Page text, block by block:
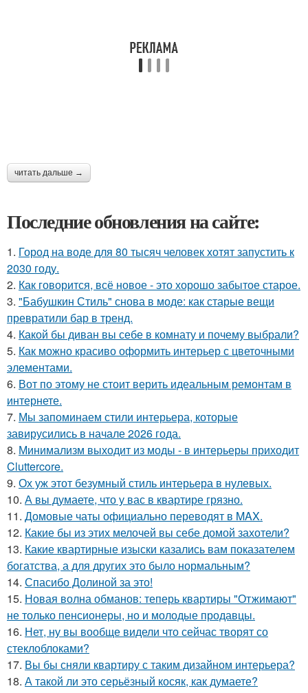
читать дальше →
Последние обновления на сайте:
1. Город на воде для 80 тысяч человек хотят запустить к
2030 году.
2. Как говорится, всё новое - это хорошо забытое старое.
3. "Бабушкин Стиль" снова в моде: как старые вещи
превратили бар в тренд.
4. Какой бы диван вы себе в комнату и почему выбрали?
5. Как можно красиво оформить интерьер с цветочными
элементами.
6. Вот по этому не стоит верить идеальным ремонтам в
интернете.
7. Мы запоминаем стили интерьера, которые
завирусились в начале 2026 года.
8. Минимализм выходит из моды - в интерьеры приходит
Cluttercore.
9. Ох уж этот безумный стиль интерьера в нулевых.
10. А вы думаете, что у вас в квартире грязно.
11. Домовые чаты официально переводят в MAX.
12. Какие бы из этих мелочей вы себе домой захотели?
13. Какие квартирные изыски казались вам показателем
богатства, а для других это было нормальным?
14. Спасибо Долиной за это!
15. Новая волна обманов: теперь квартиры "Отжимают"
не только пенсионеры, но и молодые продавцы.
16. Нет, ну вы вообще видели что сейчас творят со
стеклоблоками?
17. Вы бы сняли квартиру с таким дизайном интерьера?
18. А такой ли это серьёзный косяк, как думаете?